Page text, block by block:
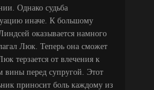
Однако судьба
иначе. К большому
оказывается намного
Люк. Теперь она сможет
терзается от влечения к
вины перед супругой. Этот
приносит боль каждому из